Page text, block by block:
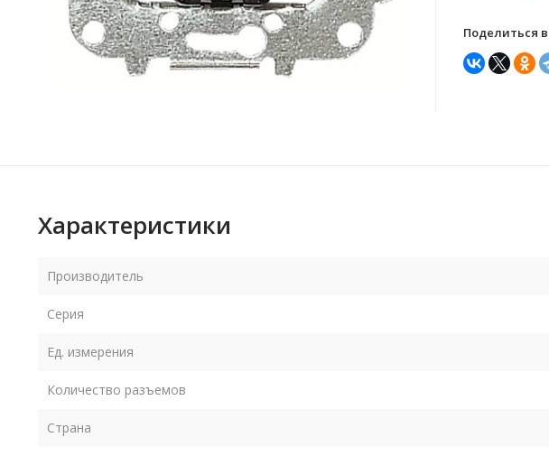
Поделиться
Характеристики
Производитель
Серия
Ед. измерения
Количество разъемов
Страна